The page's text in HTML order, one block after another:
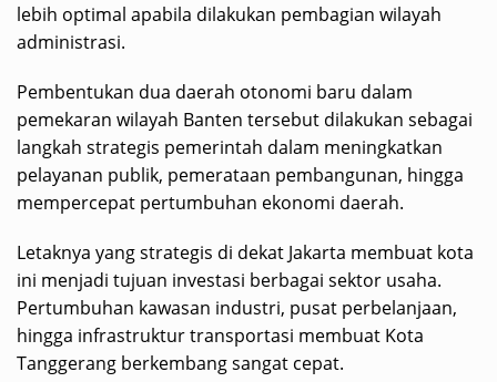
lebih optimal apabila dilakukan pembagian wilayah
administrasi.
Pembentukan dua daerah otonomi baru dalam
pemekaran wilayah Banten tersebut dilakukan sebagai
langkah strategis pemerintah dalam meningkatkan
pelayanan publik, pemerataan pembangunan, hingga
mempercepat pertumbuhan ekonomi daerah.
Letaknya yang strategis di dekat Jakarta membuat kota
ini menjadi tujuan investasi berbagai sektor usaha.
Pertumbuhan kawasan industri, pusat perbelanjaan,
hingga infrastruktur transportasi membuat Kota
Tanggerang berkembang sangat cepat.